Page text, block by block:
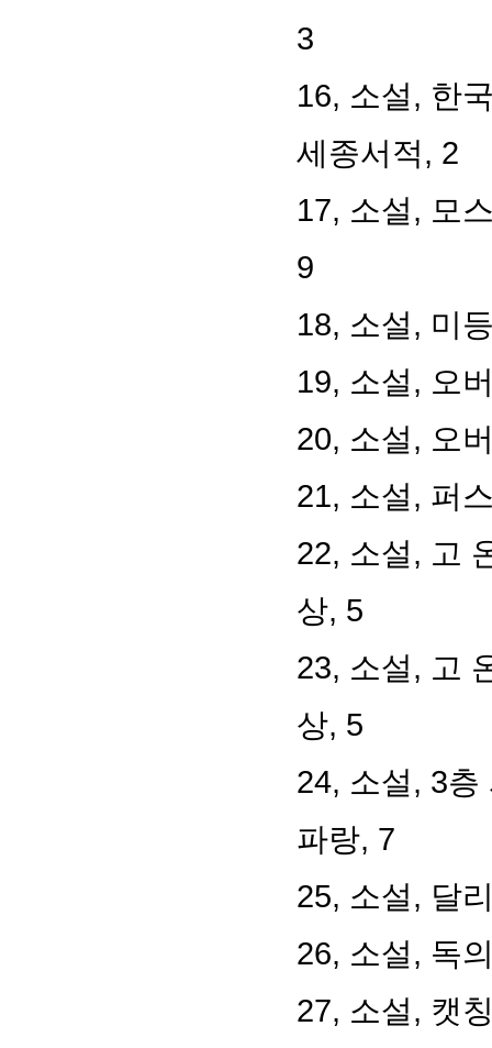
3
16, 소설, 한
세종서적, 2
17, 소설, 모
9
18, 소설, 미
19, 소설, 오
20, 소설, 오
21, 소설, 퍼
22, 소설, 고
상, 5
23, 소설, 고
상, 5
24, 소설, 3층
파랑, 7
25, 소설, 달
26, 소설, 독
27, 소설, 캣